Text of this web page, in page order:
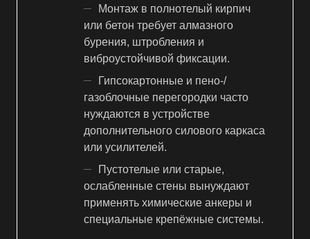
Монтаж в полнотелый кирпич
или бетон требует алмазного
бурения, штробления и
виброустойчивой фиксации.
Гипсокартонные и пено-/
газоблочные перегородки часто
нуждаются в устройстве
дополнительного силового каркаса
или усилителей.
Пустотелые или старые,
ослабленные стены вынуждают
применять химические анкеры и
специальные крепёжные системы.